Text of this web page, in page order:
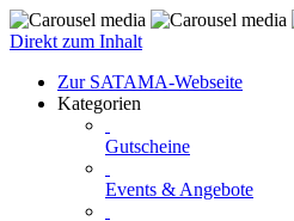
Direkt zum Inhalt
Zur SATAMA-Webseite
Kategorien
Gutscheine
Events & Angebote